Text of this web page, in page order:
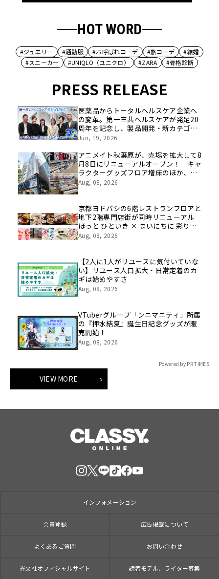
HOT WORD
#ジュエリー #通勤服 #お呼ばれコーデ #旅コーデ
#結婚
#スニーカー
#UNIQLO（ユニクロ） #ZARA #骨格診断
PRESS RELEASE
医薬品からトータルヘルスケア企業へ
の変革。第一三共ヘルスケアが発足20
周年を記念し、製品開発・新カテゴリ
挑戦の舞台や旧社統合時のエピソード
像を公開！
Jun, 19, 2026
アニメイト秋葉原が、売場を拡大して8
月8日にリニューアルオープン！ キャ
ラクターグッズフロア増床のほか、新
たにカプセルトイ特化フロアや期間限
Aug, 08, 2026
京都ヨドバシの6階レストランフロアと
地下2階専門店街が同時リニューアル
ほっと ひといき × まいにちに 彩りと
豊かさと
Aug, 08, 2026
【2人に1人がリユースに気付いていな
い】リユース人口拡大・日常定着のカ
ギは始めやすさ
Aug, 08, 2026
VTuberグループ「ンニマニティ」所属
の『押水結夏』誕生日記念グッズが販
売開始！
Aug, 08, 2026
Powered by PR TIMES
VIEW MORE
インフォメーション
会員登録 広告掲載について
よくあるご質問 お問い合わせ
光文社オフィシャルサイト 読者モデル、ライター募集